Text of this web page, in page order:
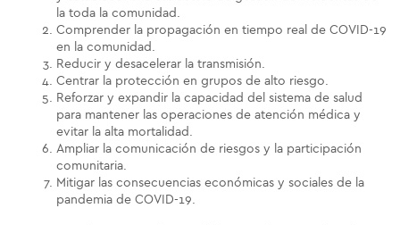
la toda la comunidad.
Comprender la propagación en tiempo real de COVID-19
en la comunidad.
Reducir y desacelerar la transmisión.
Centrar la protección en grupos de alto riesgo.
Reforzar y expandir la capacidad del sistema de salud
para mantener las operaciones de atención médica y
evitar la alta mortalidad.
Ampliar la comunicación de riesgos y la participación
comunitaria.
Mitigar las consecuencias económicas y sociales de la
pandemia de COVID-19.